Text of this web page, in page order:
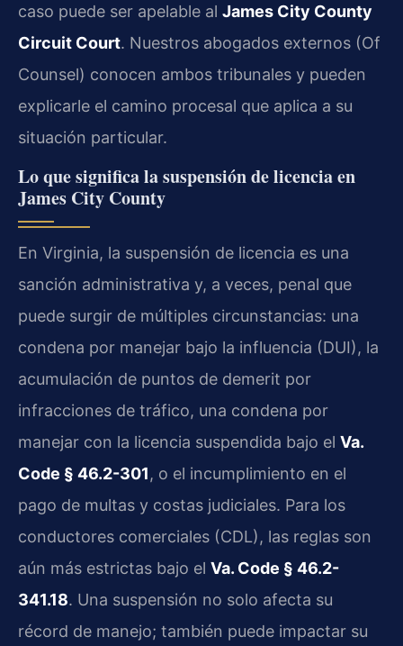
caso puede ser apelable al James City County
Circuit Court. Nuestros abogados externos (Of
Counsel) conocen ambos tribunales y pueden
explicarle el camino procesal que aplica a su
situación particular.
Lo que significa la suspensión de licencia en
James City County
En Virginia, la suspensión de licencia es una
sanción administrativa y, a veces, penal que
puede surgir de múltiples circunstancias: una
condena por manejar bajo la influencia (DUI), la
acumulación de puntos de demerit por
infracciones de tráfico, una condena por
manejar con la licencia suspendida bajo el Va.
Code § 46.2-301, o el incumplimiento en el
pago de multas y costas judiciales. Para los
conductores comerciales (CDL), las reglas son
aún más estrictas bajo el Va. Code § 46.2-
341.18. Una suspensión no solo afecta su
récord de manejo; también puede impactar su